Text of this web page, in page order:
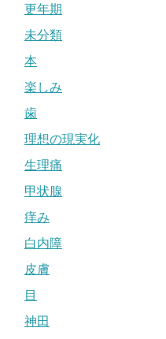
更年期
未分類
本
楽しみ
歯
理想の現実化
生理痛
甲状腺
痒み
白内障
皮膚
目
神田